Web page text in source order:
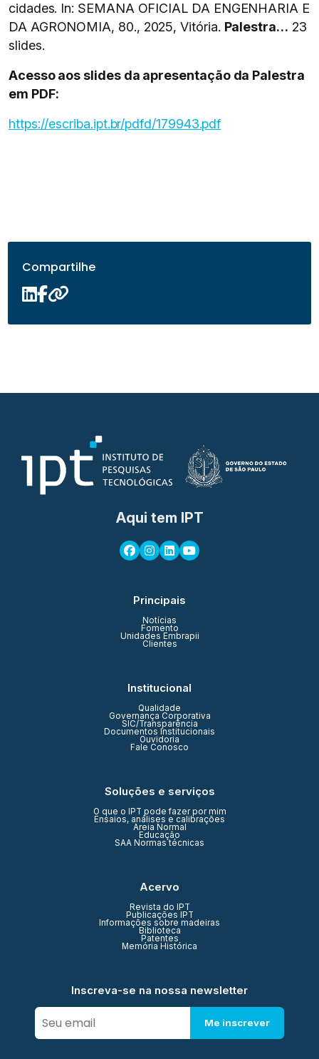
cidades. In: SEMANA OFICIAL DA ENGENHARIA E
DA AGRONOMIA, 80., 2025, Vitória. Palestra… 23
slides.
Acesso aos slides da apresentação da Palestra
em PDF:
https://escriba.ipt.br/pdfd/179943.pdf
Compartilhe
Aqui tem IPT
Principais
Notícias
Fomento
Unidades Embrapii
Clientes
Institucional
Qualidade
Governança Corporativa
SIC/Transparência
Documentos Institucionais
Ouvidoria
Fale Conosco
Soluções e serviços
O que o IPT pode fazer por mim
Ensaios, análises e calibrações
Areia Normal
Educação
SAA Normas técnicas
Acervo
Revista do IPT
Publicações IPT
Informações sobre madeiras
Biblioteca
Patentes
Memória Histórica
Inscreva-se na nossa newsletter
Me inscrever